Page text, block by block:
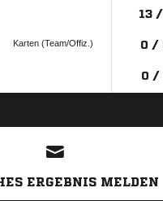
Karten (Team/Offiz.)
13
0 /
0 /
ANZEIGE
ERGEBNIS MELDEN